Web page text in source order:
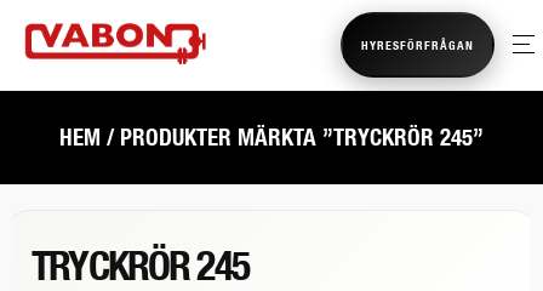
HYRESFÖRFRÅGAN
HEM / PRODUKTER MÄRKTA ”TRYCKRÖR 245”
TRYCKRÖR 245